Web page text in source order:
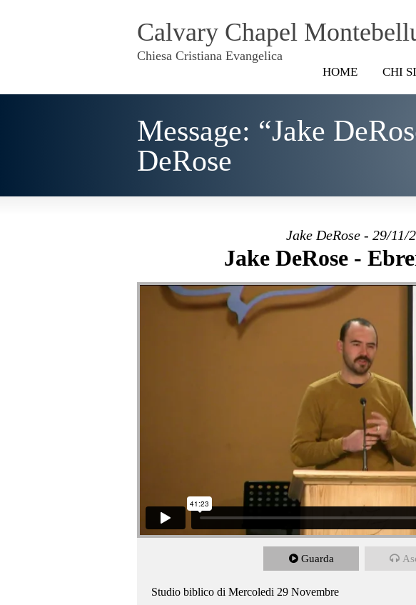
Calvary Chapel
Chiesa Cristiana Evangelica
HOME CHI
Message: “Jake
DeRose
Jake DeRose - 29/11/
Jake DeRose -
Guarda
Studio biblico di Mercoledi 29 Novembre